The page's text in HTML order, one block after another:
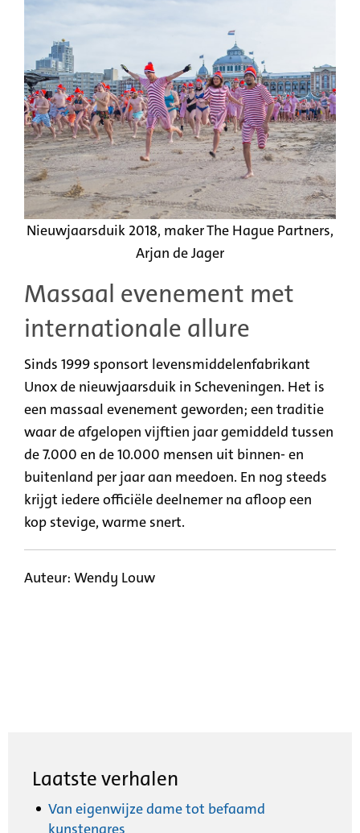
Nieuwjaarsduik 2018, maker The Hague Partners,
Arjan de Jager
Massaal evenement met
internationale allure
Sinds 1999 sponsort levensmiddelenfabrikant
Unox de nieuwjaarsduik in Scheveningen. Het is
een massaal evenement geworden; een traditie
waar de afgelopen vijftien jaar gemiddeld tussen
de 7.000 en de 10.000 mensen uit binnen- en
buitenland per jaar aan meedoen. En nog steeds
krijgt iedere officiële deelnemer na afloop een
kop stevige, warme snert.
Auteur: Wendy Louw
Laatste verhalen
Van eigenwijze dame tot befaamd
kunstenares